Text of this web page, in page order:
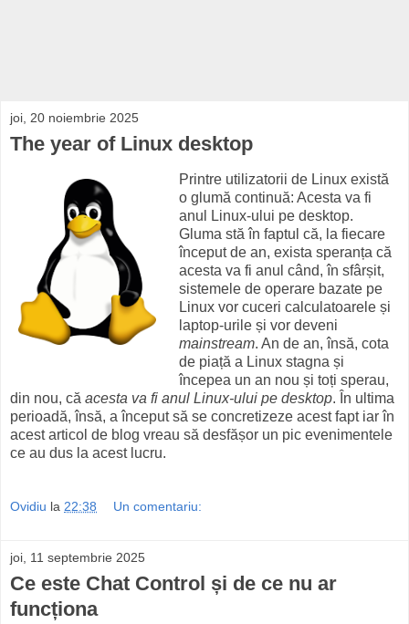
joi, 20 noiembrie 2025
The year of Linux desktop
Printre utilizatorii de Linux există
o glumă continuă: Acesta va fi
anul Linux-ului pe desktop.
Gluma stă în faptul că, la fiecare
început de an, exista speranța că
acesta va fi anul când, în sfârșit,
sistemele de operare bazate pe
Linux vor cuceri calculatoarele și
laptop-urile și vor deveni
mainstream. An de an, însă, cota
de piață a Linux stagna și
începea un an nou și toți sperau,
din nou, că acesta va fi anul Linux-ului pe desktop. În ultima
perioadă, însă, a început să se concretizeze acest fapt iar în
acest articol de blog vreau să desfășor un pic evenimentele
ce au dus la acest lucru.
Ovidiu la 22:38 Un comentariu:
joi, 11 septembrie 2025
Ce este Chat Control și de ce nu ar
funcționa